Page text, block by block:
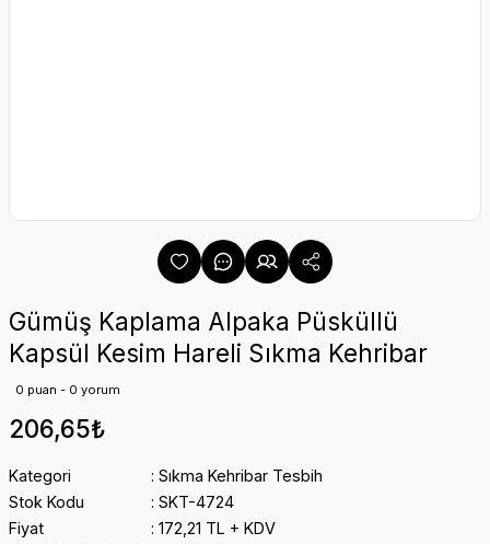
Gümüş Kaplama Alpaka Püsküllü
Kapsül Kesim Hareli Sıkma Kehribar
0 puan - 0 yorum
206,65₺
Kategori
Sıkma Kehribar Tesbih
Stok Kodu
SKT-4724
Fiyat
172,21 TL + KDV